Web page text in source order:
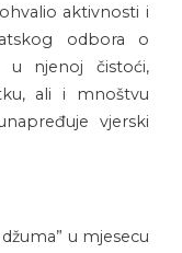
aktivnosti i
odbora o
u njenoj čistoći,
ali i mnoštvu
vjerski
u mjesecu